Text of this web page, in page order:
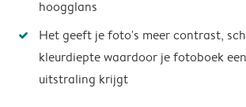
hoogglans
Het geeft je foto's meer contrast,
kleurdiepte waardoor je fotoboek
uitstraling krijgt